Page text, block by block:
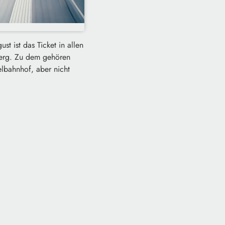
ist das Ticket in allen
Zu dem gehören
aber nicht